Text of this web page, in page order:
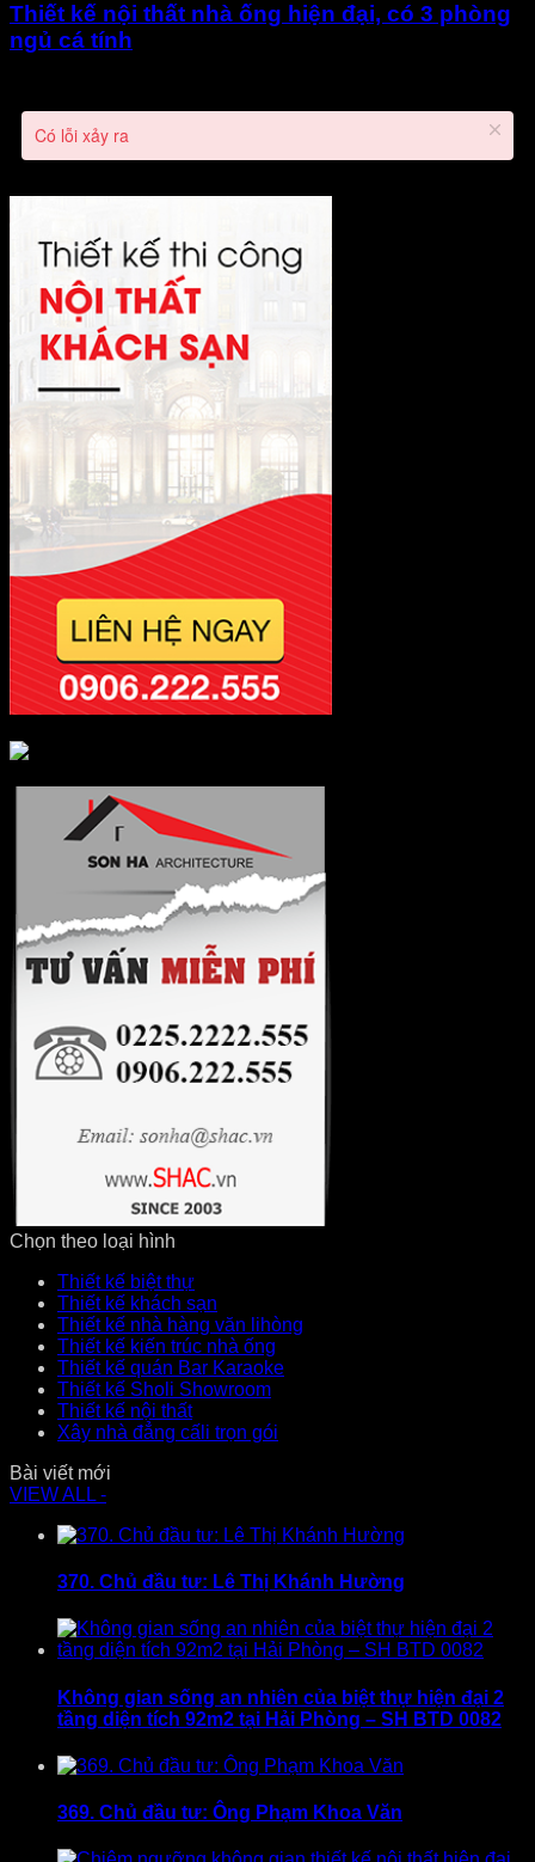
Thiết kế nội thất nhà ống hiện đại, có 3 phòng
ngủ cá tính
Có lỗi xảy ra
Chọn theo loại hình
Thiết kế biệt thự
Thiết kế khách sạn
Thiết kế nhà hàng văn lihòng
Thiết kế kiến trúc nhà ống
Thiết kế quán Bar Karaoke
Thiết kế Sholi Showroom
Thiết kế nội thất
Xây nhà đẳng cấli trọn gói
Bài viết mới
VIEW ALL -
370. Chủ đầu tư: Lê Thị Khánh Hường
Không gian sống an nhiên của biệt thự hiện đại 2
tầng diện tích 92m2 tại Hải Phòng – SH BTD 0082
369. Chủ đầu tư: Ông Phạm Khoa Văn